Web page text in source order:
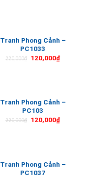
Tranh Phong Cảnh –
PC1033
220,000₫ 120,000₫
Tranh Phong Cảnh –
PC103
220,000₫ 120,000₫
Tranh Phong Cảnh –
PC1037